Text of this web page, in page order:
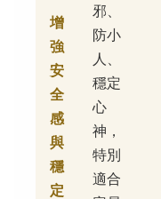
增
強
安
全
感
與
穩
定
邪、
防小
人、
穩定
心
神，
特別
適合